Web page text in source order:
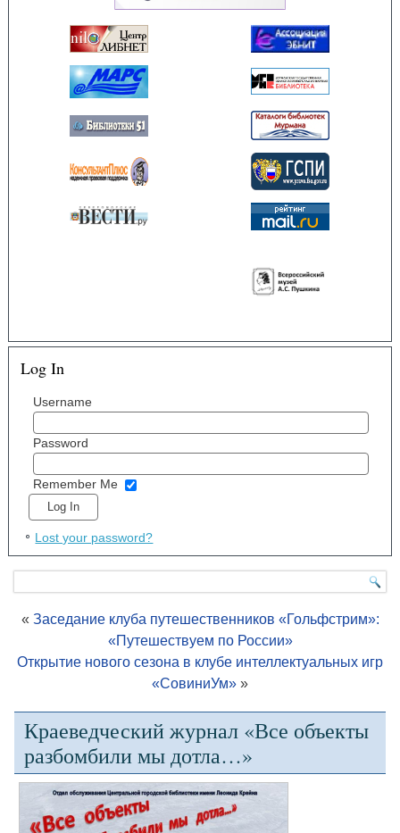
Log In
Username
Password
Remember Me
Lost your password?
« Заседание клуба путешественников «Гольфстрим»:
«Путешествуем по России»
Открытие нового сезона в клубе интеллектуальных игр
«СовиниУм» »
Краеведческий журнал «Все объекты
разбомбили мы дотла…»